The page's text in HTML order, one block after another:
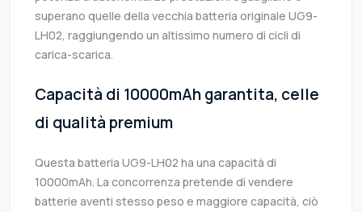
superano quelle della vecchia batteria originale UG9-
LH02, raggiungendo un altissimo numero di cicli di
carica-scarica.
Capacità di 10000mAh garantita, celle
di qualità premium
Questa batteria UG9-LH02 ha una capacità di
10000mAh. La concorrenza pretende di vendere
batterie aventi stesso peso e maggiore capacità, ciò